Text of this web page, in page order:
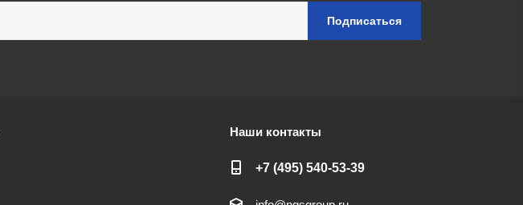
Наши контакты
+7 (495) 540-53-39